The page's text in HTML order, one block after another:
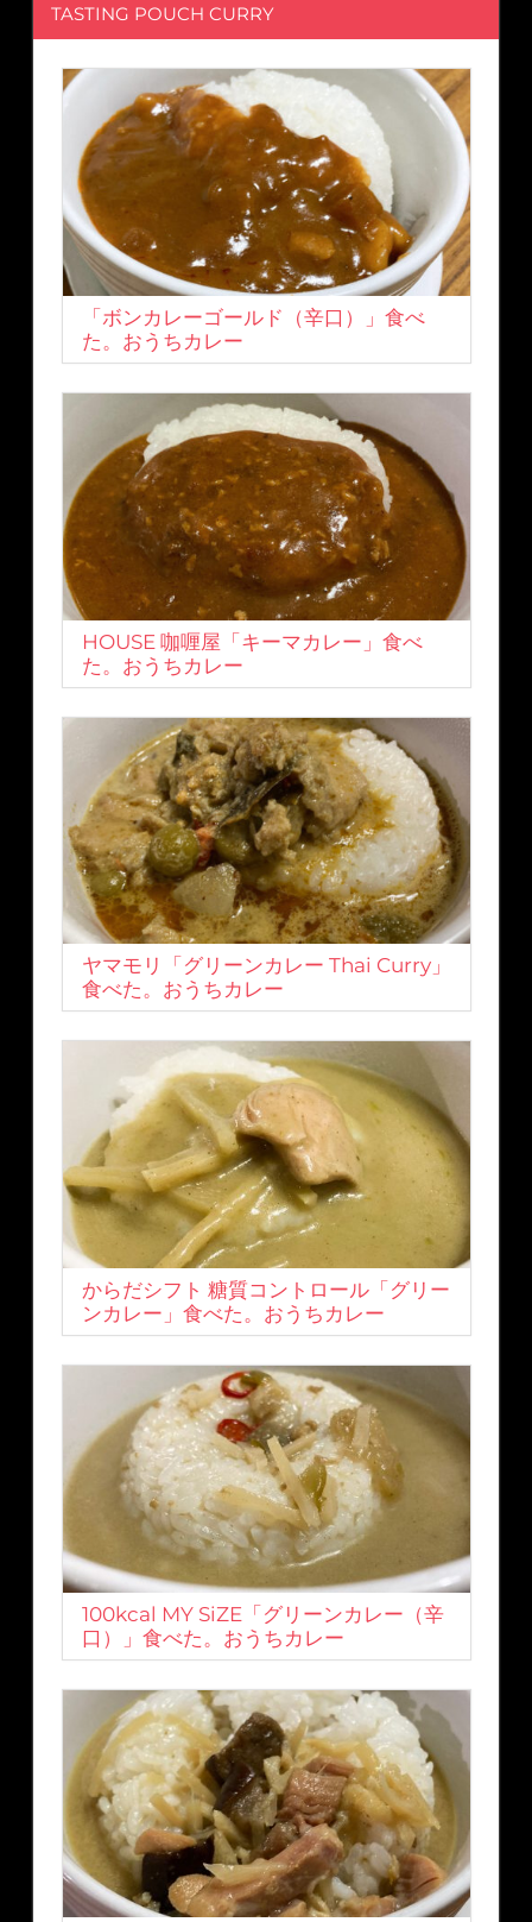
TASTING POUCH CURRY
「ボンカレーゴールド（辛口）」食べ
た。おうちカレー
HOUSE 咖喱屋「キーマカレー」食べ
た。おうちカレー
ヤマモリ「グリーンカレー Thai Curry」
食べた。おうちカレー
からだシフト 糖質コントロール「グリー
ンカレー」食べた。おうちカレー
100kcal MY SiZE「グリーンカレー（辛
口）」食べた。おうちカレー